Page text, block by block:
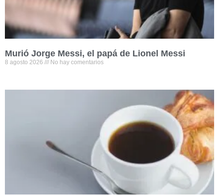
Murió Jorge Messi, el papá de Lionel Messi
8 agosto 2026 No hay comentarios